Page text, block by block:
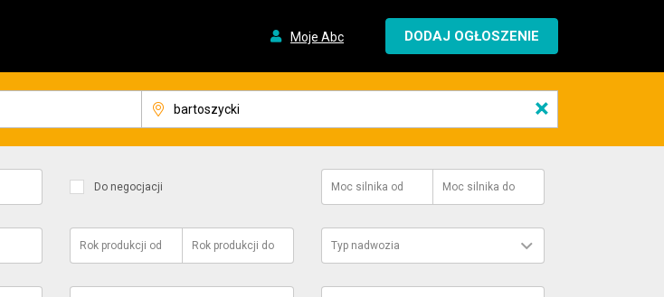
Moje Abc DODAJ OGŁOSZENIE
×
Do negocjacji Moc silnika od Moc silnika do
Rok produkcji od Rok produkcji do Typ nadwozia